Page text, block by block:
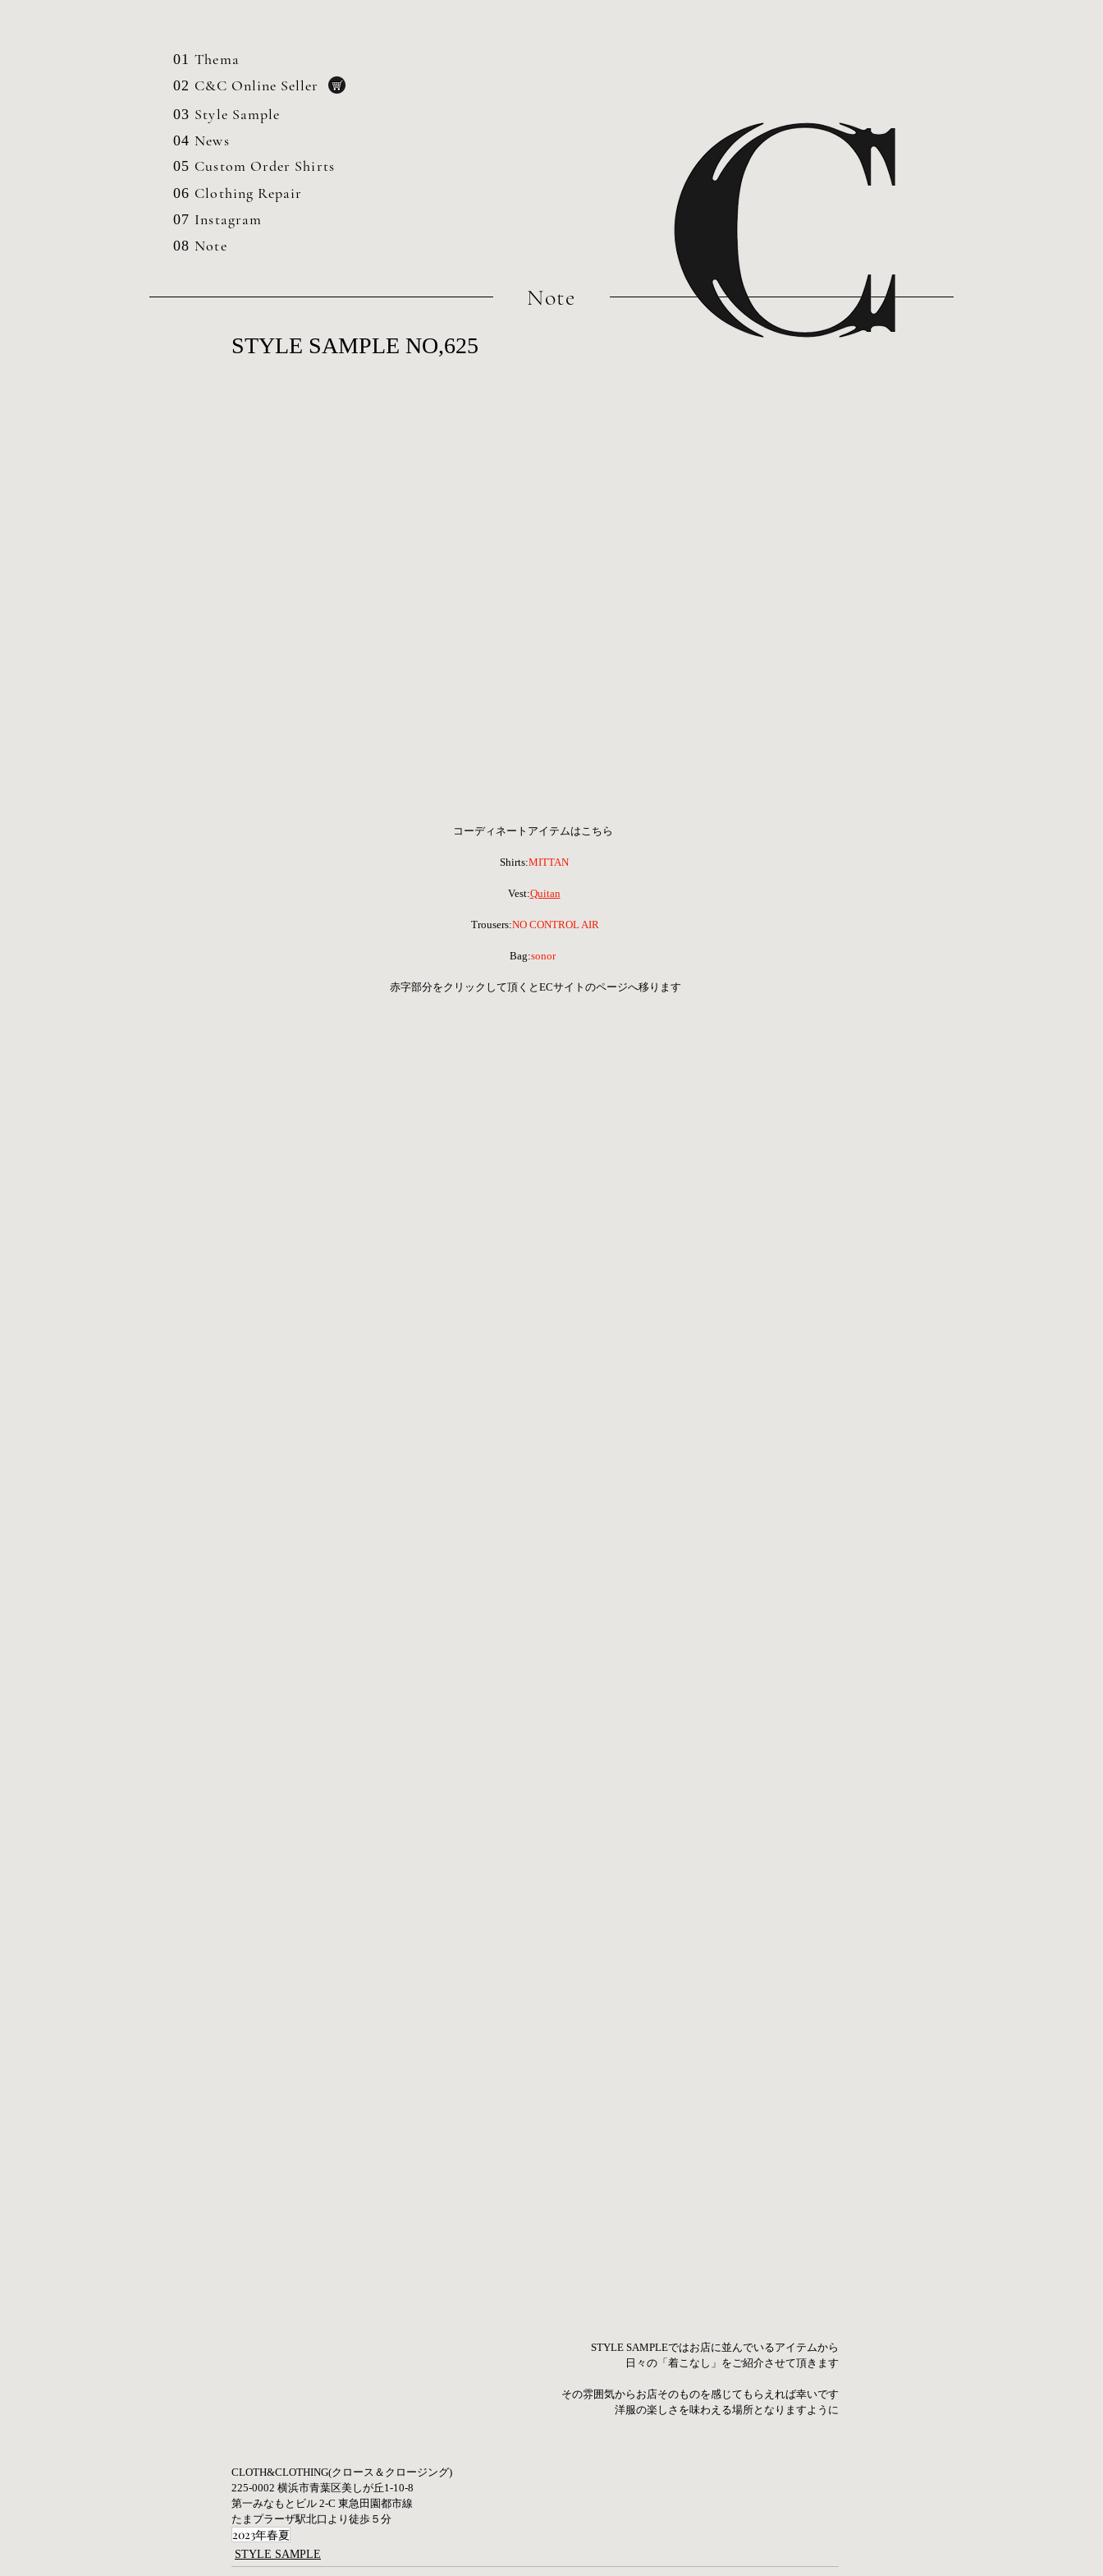
01 Thema
02 C&C Online Seller
03 Style Sample
04 News
05 Custom Order Shirts
06 Clothing Repair
07 Instagram
08 Note
​Note
STYLE SAMPLE NO,625
コーディネートアイテムはこちら
Shirts:MITTAN
Vest:Quitan
Trousers:NO CONTROL AIR
Bag:sonor
赤字部分をクリックして頂くとECサイトのページへ移ります
STYLE SAMPLEではお店に並んでいるアイテムから
日々の「着こなし」をご紹介させて頂きます
その雰囲気からお店そのものを感じてもらえれば幸いです
洋服の楽しさを味わえる場所となりますように
CLOTH&CLOTHING(クロース＆クロージング)
225-0002 横浜市青葉区美しが丘1-10-8
第一みなもとビル 2-C 東急田園都市線
たまプラーザ駅北口より徒歩５分
2023年春夏
STYLE SAMPLE